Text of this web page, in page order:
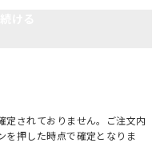
定されておりません。ご注文内
を押した時点で確定となりま